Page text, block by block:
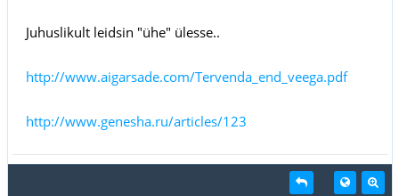
Juhuslikult leidsin "ühe" ülesse..
http://www.aigarsade.com/Tervenda_end_veega.pdf
http://www.genesha.ru/articles/123